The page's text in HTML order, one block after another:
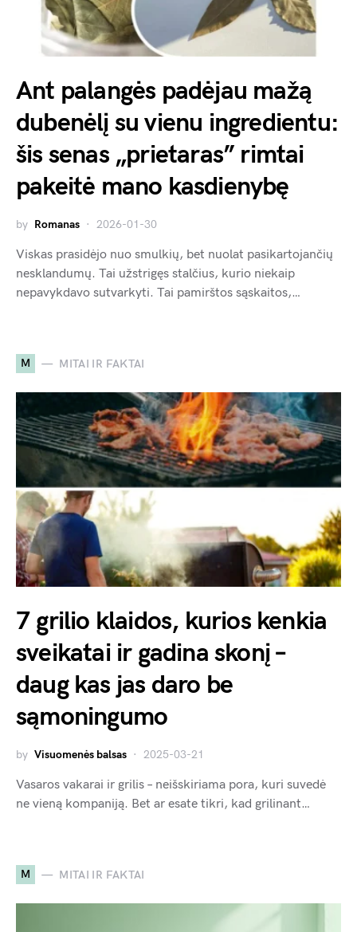
Ant palangės padėjau mažą
dubenėlį su vienu ingredientu:
šis senas „prietaras” rimtai
pakeitė mano kasdienybę
by Romanas 2026-01-30
Viskas prasidėjo nuo smulkių, bet nuolat pasikartojančių
nesklandumų. Tai užstrigęs stalčius, kurio niekaip
nepavykdavo sutvarkyti. Tai pamirštos sąskaitos,…
M MITAI IR FAKTAI
7 grilio klaidos, kurios kenkia
sveikatai ir gadina skonį –
daug kas jas daro be
sąmoningumo
by Visuomenės balsas 2025-03-21
Vasaros vakarai ir grilis – neišskiriama pora, kuri suvedė
ne vieną kompaniją. Bet ar esate tikri, kad grilinant…
M MITAI IR FAKTAI